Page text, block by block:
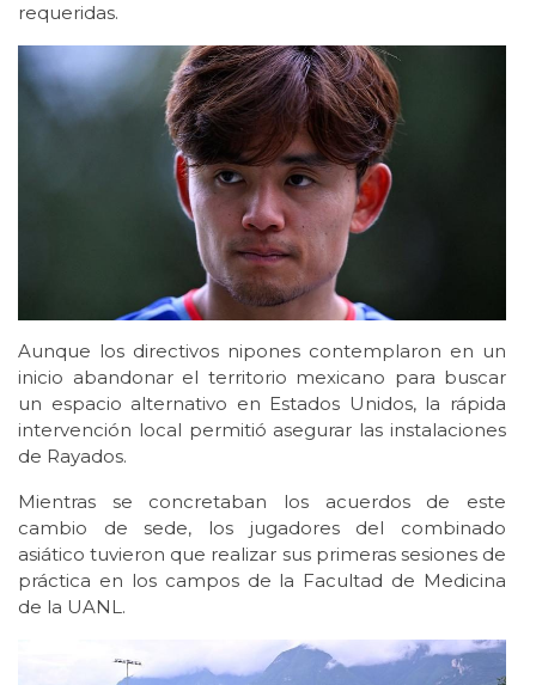
requeridas.
Aunque los directivos nipones contemplaron en un
inicio abandonar el territorio mexicano para buscar
un espacio alternativo en Estados Unidos, la rápida
intervención local permitió asegurar las instalaciones
de Rayados.
Mientras se concretaban los acuerdos de este
cambio de sede, los jugadores del combinado
asiático tuvieron que realizar sus primeras sesiones de
práctica en los campos de la Facultad de Medicina
de la UANL.